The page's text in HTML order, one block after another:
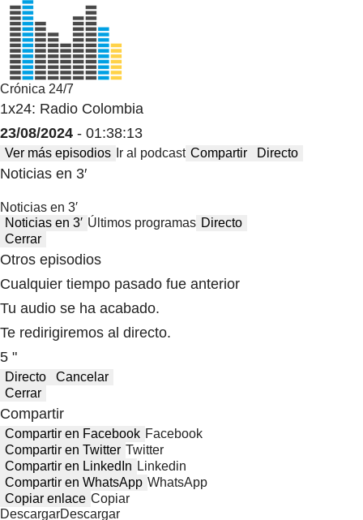
Crónica 24/7
1x24: Radio Colombia
23/08/2024 - 01:38:13
Ver más episodios Ir al podcast Compartir Directo
Noticias en 3′
Noticias en 3′
Noticias en 3′ Últimos programas Directo
Cerrar
Otros episodios
Cualquier tiempo pasado fue anterior
Tu audio se ha acabado.
Te redirigiremos al directo.
5 "
Directo
Cancelar
Cerrar
Compartir
Compartir en Facebook Facebook
Compartir en Twitter Twitter
Compartir en LinkedIn Linkedin
Compartir en WhatsApp WhatsApp
Copiar enlace Copiar
DescargarDescargar